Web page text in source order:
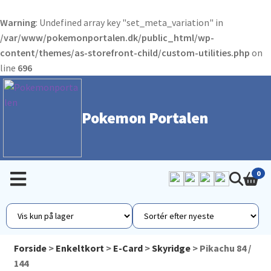
Warning: Undefined array key "set_meta_variation" in
/var/www/pokemonportalen.dk/public_html/wp-
content/themes/as-storefront-child/custom-utilities.php on
line 696
Pokemon Portalen
0
Forside> Enkeltkort> E-Card>Skyridge> Pikachu 84 /
144